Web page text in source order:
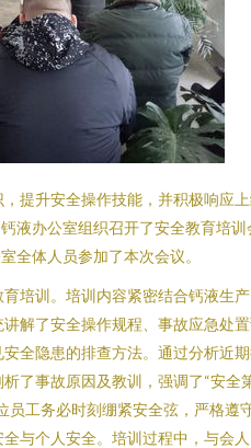
提升安全操作技能，并积极响应
液办公室组织召开了安全教育培训
全体人员参加了本次会议。
培训。培训内容紧密结合钙液生
解了安全操作规程、事故应急处
全隐患的排查方法。通过分析近
了事故原因及教训，强调了“安全
员工务必时刻绷紧安全弦，严格遵
与个人安全。培训过程中，与会